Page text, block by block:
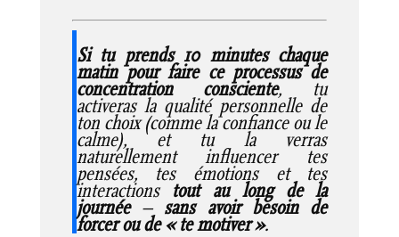
Si tu prends 10 minutes chaque
matin pour faire ce processus de
concentration consciente, tu
activeras la qualité personnelle de
ton choix (comme la confiance ou le
calme), et tu la verras
naturellement influencer tes
pensées, tes émotions et tes
interactions tout au long de la
journée– sans avoir besoin de
forcer ou de « te motiver ».